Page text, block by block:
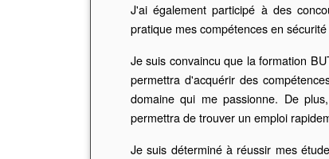
J'ai également participé à des
pratique mes compétences en
Je suis convaincu que la formation
permettra d'acquérir des
domaine qui me passionne. De
permettra de trouver un emploi
Je suis déterminé à réussir mes